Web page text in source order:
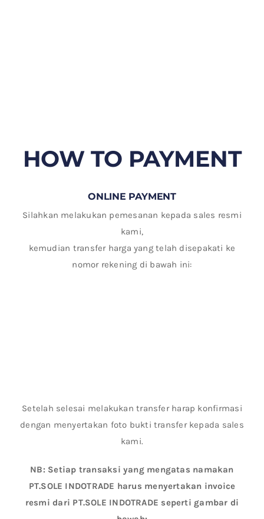
HOW TO PAYMENT
ONLINE PAYMENT
Silahkan melakukan pemesanan kepada sales resmi
kami,
kemudian transfer harga yang telah disepakati ke
nomor rekening di bawah ini:
Setelah selesai melakukan transfer harap konfirmasi
dengan menyertakan foto bukti transfer kepada sales
kami.
NB: Setiap transaksi yang mengatas namakan
PT.SOLE INDOTRADE harus menyertakan invoice
resmi dari PT.SOLE INDOTRADE seperti gambar di